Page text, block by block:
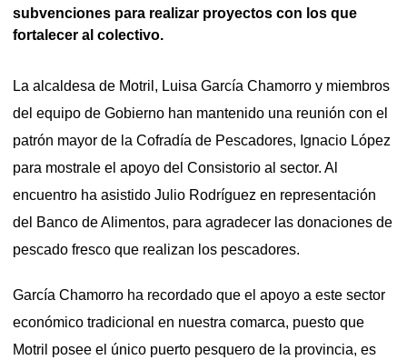
subvenciones para realizar proyectos con los que
fortalecer al colectivo.
La alcaldesa de Motril, Luisa García Chamorro y miembros
del equipo de Gobierno han mantenido una reunión con el
patrón mayor de la Cofradía de Pescadores, Ignacio López
para mostrale el apoyo del Consistorio al sector. Al
encuentro ha asistido Julio Rodríguez en representación
del Banco de Alimentos, para agradecer las donaciones de
pescado fresco que realizan los pescadores.
García Chamorro ha recordado que el apoyo a este sector
económico tradicional en nuestra comarca, puesto que
Motril posee el único puerto pesquero de la provincia, es